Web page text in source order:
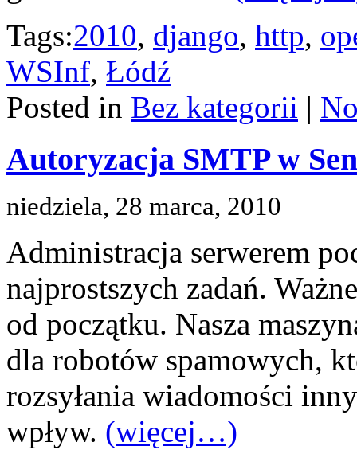
Tags:2010, django, http,
WSInf, Łódź
Posted in Bez kategorii |
Autoryzacja SMTP w
niedziela, 28 marca, 2010
Administracja serwerem
najprostszych zadań.
od początku. Nasza
dla robotów spamowych,
rozsyłania wiadomości
wpływ. (więcej…)